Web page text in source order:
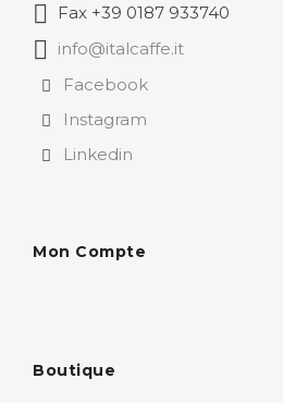
Fax +39 0187 933740
info@italcaffe.it
Facebook
Instagram
Linkedin
Mon Compte
Boutique